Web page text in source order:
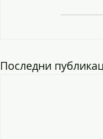
Последни